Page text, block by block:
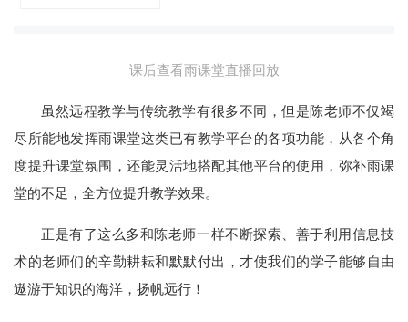
课后查看雨课堂直播回放
虽然远程教学与传统教学有很多不同，但是陈老师不仅竭
尽所能地发挥雨课堂这类已有教学平台的各项功能，从各个角
度提升课堂氛围，还能灵活地搭配其他平台的使用，弥补雨课
堂的不足，全方位提升教学效果。
正是有了这么多和陈老师一样不断探索、善于利用信息技
术的老师们的辛勤耕耘和默默付出，才使我们的学子能够自由
遨游于知识的海洋，扬帆远行！